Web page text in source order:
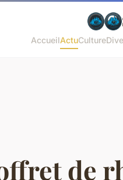
AccueilActuCulture
de